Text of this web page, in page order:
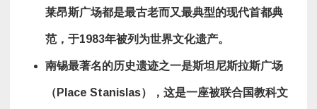
莱昂斯广场都是最古老而又最典型的现代首都典
范，于1983年被列为世界文化遗产。
南锡最著名的历史遗迹之一是斯坦尼斯拉斯广场
（ Place Stanislas），这是一座被联合国教科文